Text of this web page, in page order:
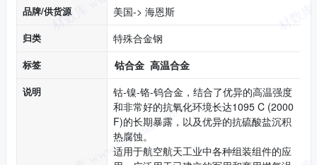
品牌/供货源
美国-> 海恩斯
归类 特殊合金钢
标签 钴合金 高温合金
说明
钴-镍-铬-钨合金，结合了优异的高温强度
和非常好的抗氧化环境长达1095 C (2000
F)的长期暴露，以及优异的抗硫酸盐沉积
热腐蚀。
适用于航空航天工业中各种组装组件的应